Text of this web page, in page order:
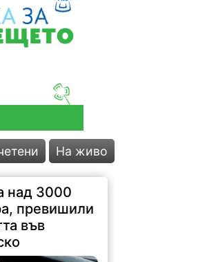
На живо
над 3000
превишили
във